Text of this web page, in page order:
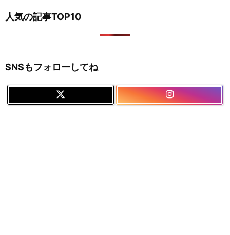
人気の記事TOP10
SNSもフォローしてね